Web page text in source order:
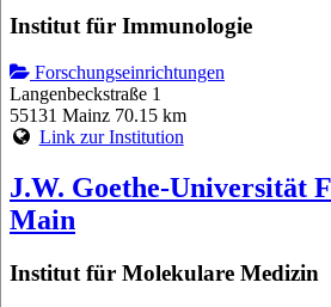
Institut für Immunologie
Forschungseinrichtungen
Langenbeckstraße 1
55131 Mainz 70.15 km
Link zur Institution
J.W. Goethe-Universität
Main
Institut für Molekulare Medizin